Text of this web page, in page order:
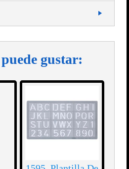
gustar: